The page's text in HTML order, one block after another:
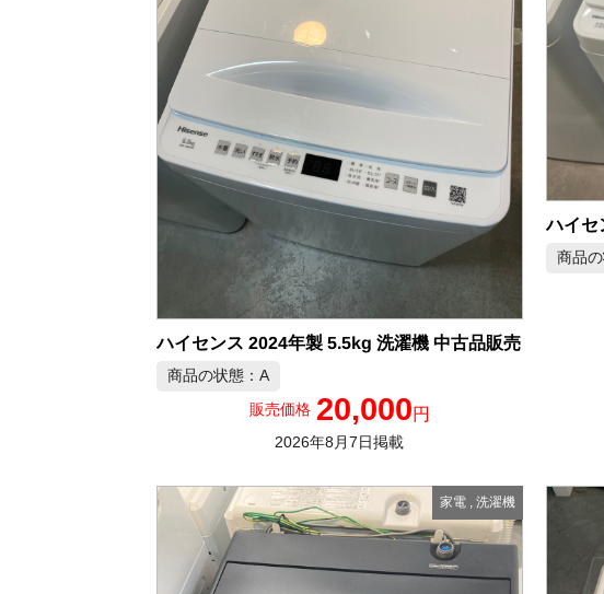
ハイセンス 2024年製 5.5kg 洗濯機 中古品販売
商品の状態：A
販売価格 20,000円
2026年8月7日掲載
ハイセ
商品
家電, 洗濯機